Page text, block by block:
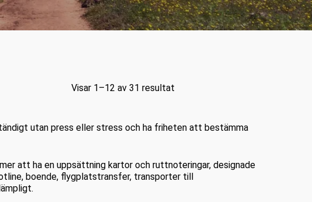
Visar 1–12 av 31 resultat
utan press eller stress och ha friheten att bestämma
att ha en uppsättning kartor och ruttnoteringar, designade
boende, flygplatstransfer, transporter till